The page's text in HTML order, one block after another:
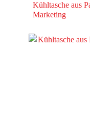
Kühltasche aus
Marketing